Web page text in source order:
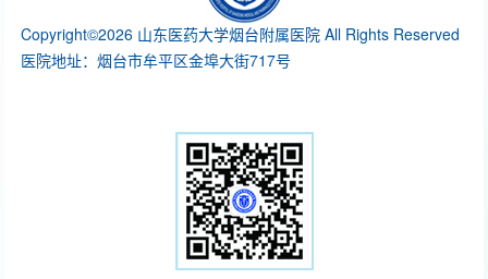
Copyright©2026 山东医药大学烟台附属医院 All Rights Reserved
医院地址：烟台市牟平区金埠大街717号